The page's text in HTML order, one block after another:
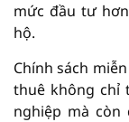
mức đầu tư
hộ.
Chính sách
thuê không chỉ
nghiệp mà